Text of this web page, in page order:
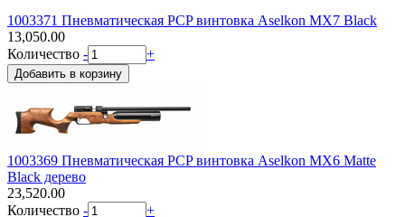
1003371 Пневматическая PCP винтовка Aselkon MX7 Black
13,050.00
Количество - +
1003369 Пневматическая PCP винтовка Aselkon MX6 Matte
Black дерево
23,520.00
Количество - +